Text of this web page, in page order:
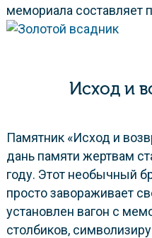
мемориала составляет
Исход и
Памятник «Исход и
дань памяти жертвам
году. Этот необычный
просто завораживает
установлен вагон с
столбиков,